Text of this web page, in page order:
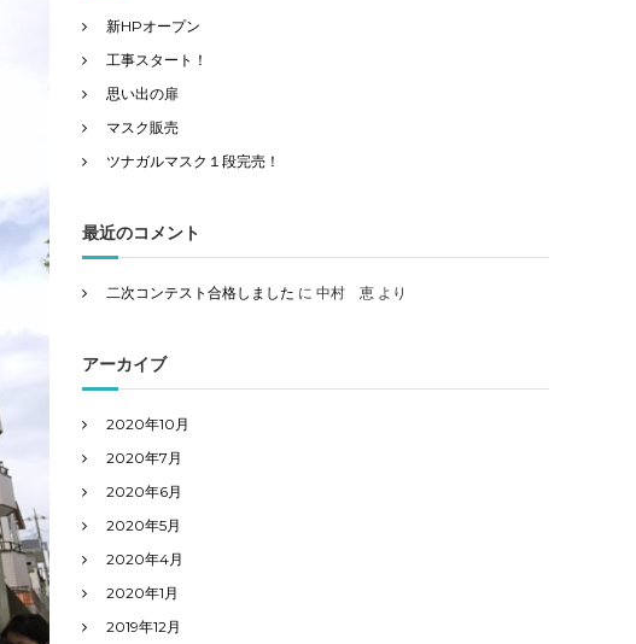
新HPオープン
工事スタート！
思い出の扉
マスク販売
ツナガルマスク１段完売！
最近のコメント
二次コンテスト合格しました に中村 恵 より
アーカイブ
2020年10月
2020年7月
2020年6月
2020年5月
2020年4月
2020年1月
2019年12月